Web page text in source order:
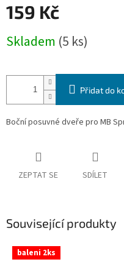
159 Kč
cena:
Skladem (5 ks)
Přidat do
Boční posuvné dveře pro MB
ZEPTAT SE SDÍLET
Související produkty
baleni 2ks